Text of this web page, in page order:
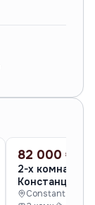
ПРОДАЖА
82 000 €
2-х комнатная
Констанце
Constanta